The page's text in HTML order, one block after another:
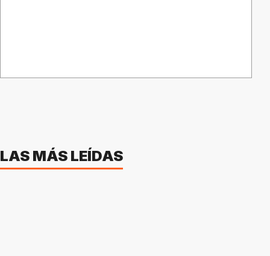
LAS MÁS LEÍDAS